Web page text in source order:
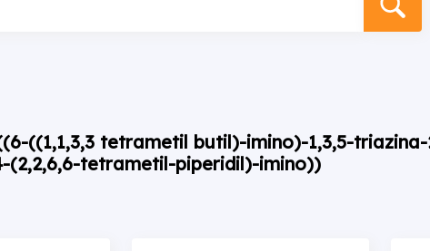
((1,1,3,3 tetrametil butil)-imino)-1,3,5-
tetrametil-piperidil)-imino))